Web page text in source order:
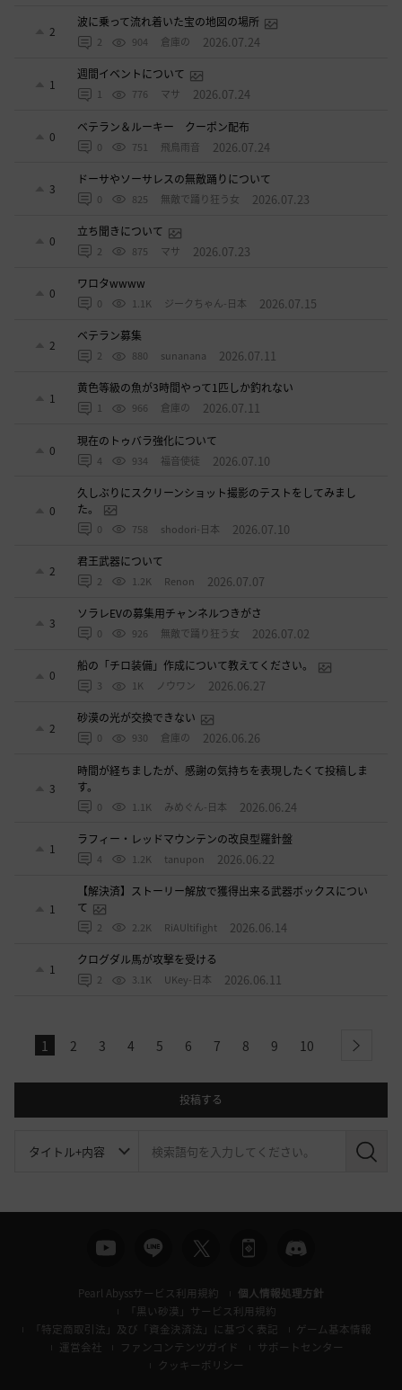
2
波に乗って流れ着いた宝の地図の場所
2 904 倉庫の 2026.07.24
1
週間イベントについて
1 776 マサ 2026.07.24
0
ベテラン＆ルーキー クーポン配布
0 751 飛鳥雨音 2026.07.24
3
ドーサやソーサレスの無敵踊りについて
0 825 無敵で踊り狂う女 2026.07.23
0
立ち聞きについて
2 875 マサ 2026.07.23
0
ワロタwwww
0 1.1K ジークちゃん-日本 2026.07.15
2
ベテラン募集
2 880 sunanana 2026.07.11
1
黄色等級の魚が3時間やって1匹しか釣れない
1 966 倉庫の 2026.07.11
0
現在のトゥバラ強化について
4 934 福音使徒 2026.07.10
0
久しぶりにスクリーンショット撮影のテストをしてみまし
た。
0 758 shodori-日本 2026.07.10
2
君王武器について
2 1.2K Renon 2026.07.07
3
ソラレEVの募集用チャンネルつきがさ
0 926 無敵で踊り狂う女 2026.07.02
0
船の「チロ装備」作成について教えてください。
3 1K ノウワン 2026.06.27
2
砂漠の光が交換できない
0 930 倉庫の 2026.06.26
3
時間が経ちましたが、感謝の気持ちを表現したくて投稿しま
す。
0 1.1K みめぐん-日本 2026.06.24
1
ラフィー・レッドマウンテンの改良型羅針盤
4 1.2K tanupon 2026.06.22
1
【解決済】ストーリー解放で獲得出来る武器ボックスについ
て
2 2.2K RiAUltifight 2026.06.14
1
クログダル馬が攻撃を受ける
2 3.1K UKey-日本 2026.06.11
1 2 3 4 5 6 7 8 9 10 next
投稿する
検
Pearl Abyssサービス利用規約
個人情報処理方針
「黒い砂漠」サービス利用規約
「特定商取引法」及び「資金決済法」に基づく表記
ゲーム基本情報
運営会社
ファンコンテンツガイド
サポートセンター
クッキーポリシー